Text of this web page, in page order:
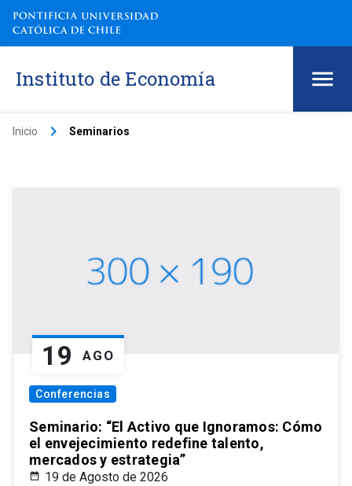
Instituto de Economía
Inicio keyboard_arrow_right Seminarios
19 AGO
Conferencias
Seminario: “El Activo que Ignoramos: Cómo
el envejecimiento redefine talento,
mercados y estrategia”
19 de Agosto de 2026